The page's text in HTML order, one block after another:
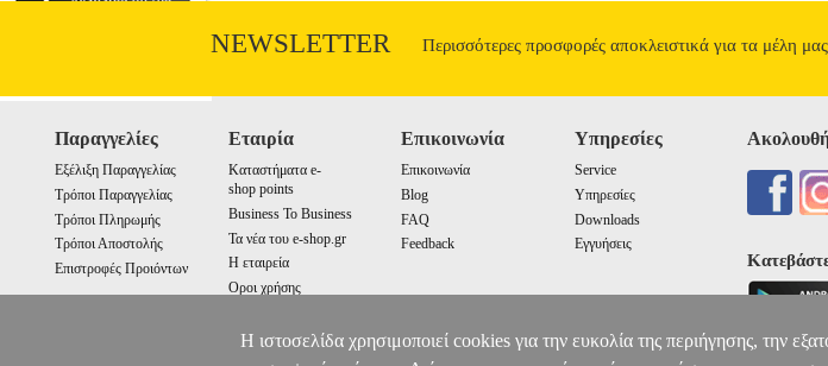
NEWSLETTER Περισσότερες προσφορές αποκλειστικά για τα μέλη
Παραγγελίες
Εξέλιξη Παραγγελίας
Τρόποι Παραγγελίας
Τρόποι Πληρωμής
Τρόποι Αποστολής
Επιστροφές Προιόντων
Εταιρία
Καταστήματα e-
shop points
Business To Business
Τα νέα του e-shop.gr
Η εταιρεία
Οροι χρήσης
Επικοινωνία
Επικοινωνία
Blog
FAQ
Feedback
Υπηρεσίες
Service
Υπηρεσίες
Downloads
Εγγυήσεις
Η ιστοσελίδα χρησιμοποιεί cookies για την ευκολία της περιήγησης, την